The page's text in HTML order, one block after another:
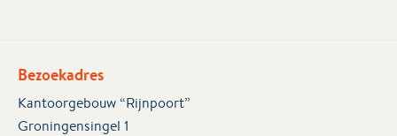
Bezoekadres
Kantoorgebouw “Rijnpoort”
Groningensingel 1